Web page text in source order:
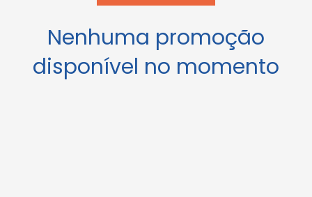
Nenhuma promoção
disponível no momento